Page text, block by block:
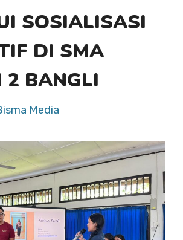
SOSIALISASI
DI SMA
2 BANGLI
Media